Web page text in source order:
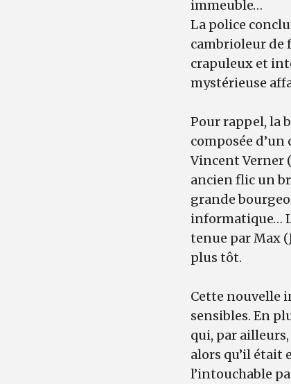
immeuble…
La police
cambrioleur de
crapuleux et
mystérieuse
Pour rappel, la
composée
Vincent Verner
ancien flic un
grande
informatique…
tenue par Max
plus tôt.
Cette nouvelle
sensibles. En
qui, par
alors qu’il était
l’intouchable